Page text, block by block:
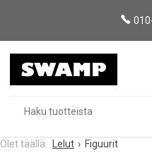
Lelut Figuurit